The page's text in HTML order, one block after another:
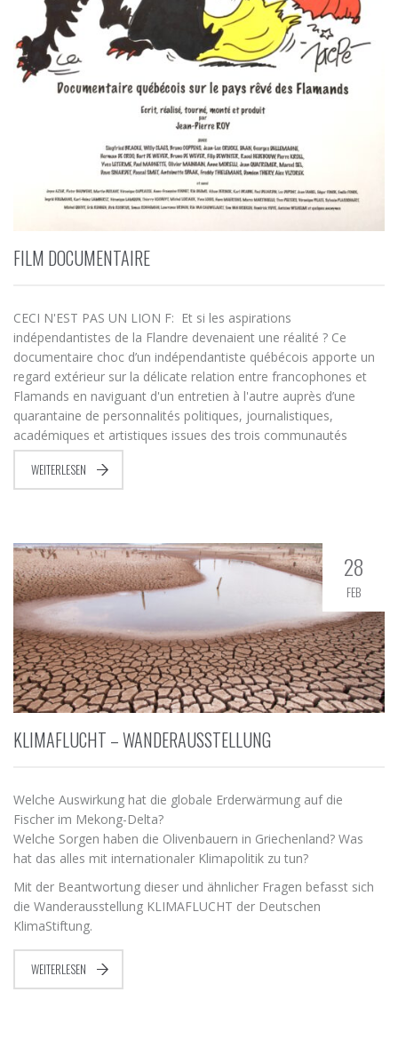
FILM DOCUMENTAIRE
CECI N'EST PAS UN LION F: Et si les aspirations
indépendantistes de la Flandre devenaient une réalité ? Ce
documentaire choc d’un indépendantiste québécois apporte un
regard extérieur sur la délicate relation entre francophones et
Flamands en naviguant d'un entretien à l'autre auprès d’une
quarantaine de personnalités politiques, journalistiques,
académiques et artistiques issues des trois communautés
WEITERLESEN
28
FEB
KLIMAFLUCHT – WANDERAUSSTELLUNG
Welche Auswirkung hat die globale Erderwärmung auf die
Fischer im Mekong-Delta?
Welche Sorgen haben die Olivenbauern in Griechenland? Was
hat das alles mit internationaler Klimapolitik zu tun?
Mit der Beantwortung dieser und ähnlicher Fragen befasst sich
die Wanderausstellung KLIMAFLUCHT der Deutschen
KlimaStiftung.
WEITERLESEN